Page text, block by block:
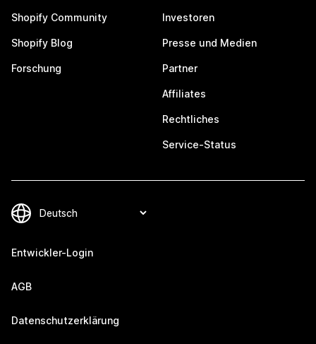
Shopify Community
Shopify Blog
Forschung
Investoren
Presse und Medien
Partner
Affiliates
Rechtliches
Service-Status
Entwickler-Login
AGB
Datenschutzerklärung